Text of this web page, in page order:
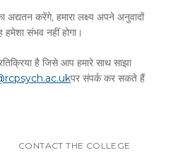
करेंगे, हमारा लक्ष्य अपने अनुवादों
हमेशा संभव नहीं होगा।
है जिसे आप हमारे साथ साझा
पर संपर्क कर सकते हैं
CONTACT THE COLLEGE